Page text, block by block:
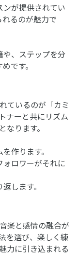
ンが提供されてい
るのが魅力で
や、ステップを分
です。
ているのが「カミ
ナーと共にリズム
ります。
作ります。
ォロワーがそれに
します。
楽と感情の融合が
を選び、楽しく練
力に引き込まれる